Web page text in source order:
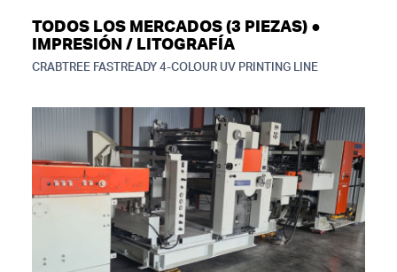
TODOS LOS MERCADOS (3 PIEZAS) ●
IMPRESIÓN / LITOGRAFÍA
CRABTREE FASTREADY 4-COLOUR UV PRINTING LINE